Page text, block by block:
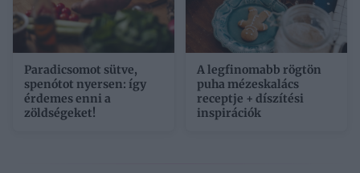
Paradicsomot sütve,
spenótot nyersen: így
érdemes enni a
zöldségeket!
A legfinomabb rögtön
puha mézeskalács
receptje + díszítési
inspirációk